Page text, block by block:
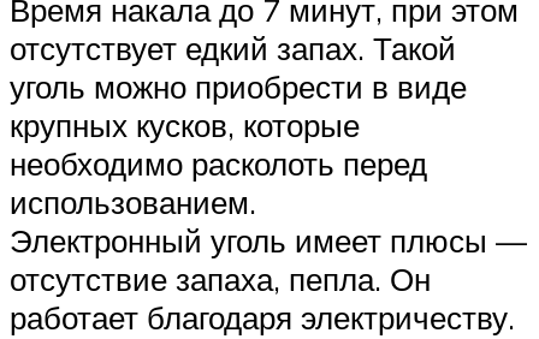
Время накала до 7 минут, при этом
отсутствует едкий запах. Такой
уголь можно приобрести в виде
крупных кусков, которые
необходимо расколоть перед
использованием.
Электронный уголь имеет плюсы —
отсутствие запаха, пепла. Он
работает благодаря электричеству.